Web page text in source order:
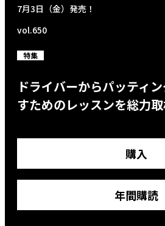
7月3日（金）発売！
vol.650
特集
ドライバーからパッティ
すためのレッスンを総力取
購入
年間購読